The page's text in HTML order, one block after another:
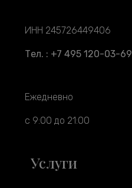
ИНН 245726449406
Тел. : +7 495 120-03-69
Ежедневно
с 9:00 до 21:00
Услуги